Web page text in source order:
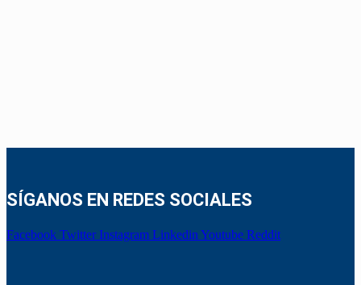
SÍGANOS EN REDES SOCIALES
Facebook Twitter Instagram Linkedin Youtube Reddit